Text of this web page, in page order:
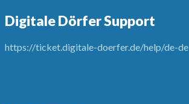
Digitale Dörfer Support
https://ticket.digitale-doerfer.de/help/de-de